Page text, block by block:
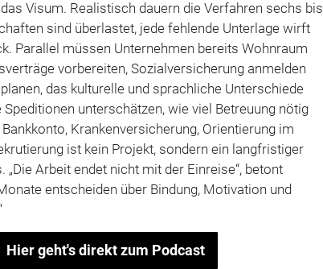
Visum. Realistisch dauern die Verfahren sechs bis
sind überlastet, jede fehlende Unterlage wirft
Parallel müssen Unternehmen bereits Wohnraum
vorbereiten, Sozialversicherung anmelden
das kulturelle und sprachliche Unterschiede
unterschätzen, wie viel Betreuung nötig
Krankenversicherung, Orientierung im
ist kein Projekt, sondern ein langfristiger
Arbeit endet nicht mit der Einreise“, betont
entscheiden über Bindung, Motivation und
Hier geht's direkt zum Podcast